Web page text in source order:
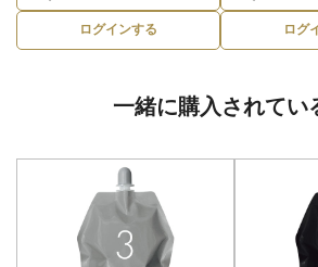
ログインする ログ
一緒に購入されてい